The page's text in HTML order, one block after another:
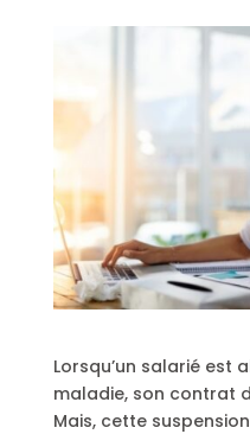
Lorsqu’un salarié est
maladie, son contrat
Mais, cette